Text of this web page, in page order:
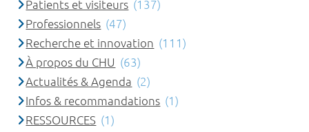
Patients et visiteurs (137)
Professionnels (47)
Recherche et innovation (111)
À propos du CHU (63)
Actualités & Agenda (2)
Infos & recommandations (1)
RESSOURCES (1)